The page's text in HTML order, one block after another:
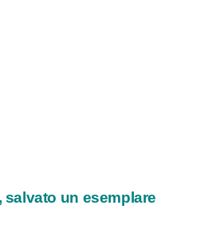
salvato un esemplare